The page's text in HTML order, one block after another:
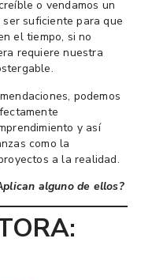
o vendamos un
suficiente para que
el tiempo, si no
requiere nuestra
podemos
y así
como la
a la realidad.
alguno de ellos?